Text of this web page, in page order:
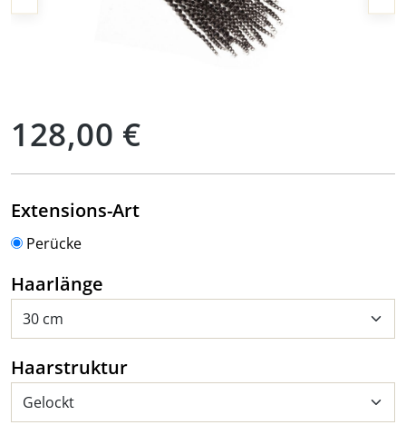
128,00 €
Extensions-Artauswählen
Perücke
Haarlänge
Haarstrukturauswählen